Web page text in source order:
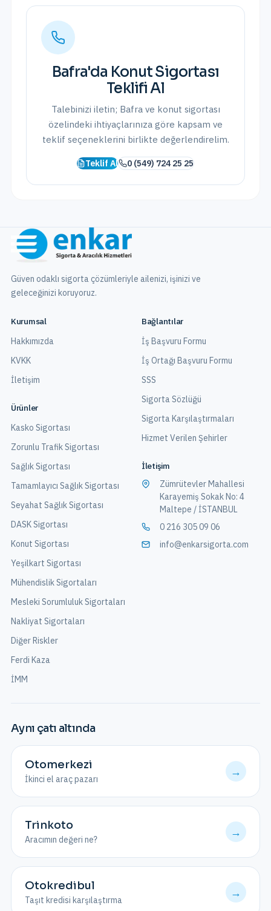
Bafra'da Konut Sigortası
Teklifi Al
Talebinizi iletin; Bafrave konut sigortası
özelindeki ihtiyaçlarınıza göre kapsam ve
teklif seçeneklerini birlikte değerlendirelim.
Teklif Al 0 (549) 724 25 25
Güven odaklı sigorta çözümleriyle ailenizi, işinizi ve
geleceğinizi koruyoruz.
Kurumsal
Hakkımızda
KVKK
İletişim
Ürünler
Kasko Sigortası
Zorunlu Trafik Sigortası
Sağlık Sigortası
Tamamlayıcı Sağlık Sigortası
Seyahat Sağlık Sigortası
DASK Sigortası
Konut Sigortası
Yeşilkart Sigortası
Mühendislik Sigortaları
Mesleki Sorumluluk Sigortaları
Nakliyat Sigortaları
Diğer Riskler
Ferdi Kaza
İMM
Bağlantılar
İş Başvuru Formu
İş Ortağı Başvuru Formu
SSS
Sigorta Sözlüğü
Sigorta Karşılaştırmaları
Hizmet Verilen Şehirler
İletişim
Zümrütevler Mahallesi
Karayemiş Sokak No: 4
Maltepe / İSTANBUL
0 216 305 09 06
info@enkarsigorta.com
Aynı çatı altında
Otomerkezi
İkinci el araç pazarı
→
Trinkoto
Aracımın değeri ne?
→
Otokredibul
Taşıt kredisi karşılaştırma
→